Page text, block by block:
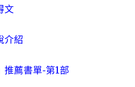
文
介紹
推薦書單-第1部